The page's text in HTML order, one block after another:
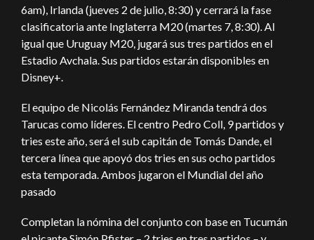
6am), Irlanda (jueves 2 de julio, 8:30) y cerrará la fase
clasificatoria ante Inglaterra M20 (martes 7, 8:30). Al
igual que Uruguay M20, jugará sus tres partidos en el
Estadio Avchala. Sus partidos estarán disponibles en
Disney+.
El equipo de Nicolás Fernández Miranda tendrá dos
Tarucas como líderes. El centro Pedro Coll, 9 partidos y
tries este año, será el sub capitán de Tomás Dande, el
tercera línea que apoyó dos tries en sus ocho partidos
esta temporada. Ambos jugaron el Mundial del año
pasado
Completan la nómina del conjunto con base en Tucumán